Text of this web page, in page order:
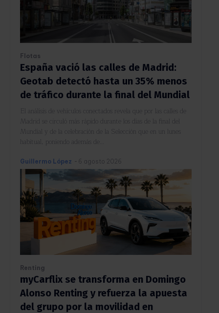
Flotas
España vació las calles de Madrid:
Geotab detectó hasta un 35% menos
de tráfico durante la final del Mundial
El análisis de vehículos conectados revela que por las calles de
Madrid se circuló más rápido durante los días de la final del
Mundial y de la celebración de la Selección que en un lunes
habitual, poniendo además de...
Guillermo López - 6 agosto 2026
Renting
myCarflix se transforma en Domingo
Alonso Renting y refuerza la apuesta
del grupo por la movilidad en